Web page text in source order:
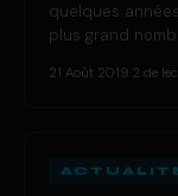
quelques
plus grand
21 Août 2019 2 de